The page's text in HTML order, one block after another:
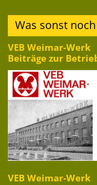
Was sonst
VEB Weimar-Werk
Beiträge zur
VEB Weimar-Werk